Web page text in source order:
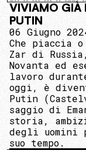
VIVIAMO GIÀ
PUTIN
06 Giugno
Che piaccia
Zar di
Novanta ed
lavoro
oggi, è
Putin
saggio di
storia,
degli
suo tempo.